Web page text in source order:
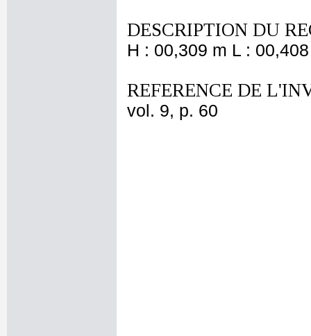
DESCRIPTION DU
H : 00,309 m L :
REFERENCE DE
vol. 9, p. 60